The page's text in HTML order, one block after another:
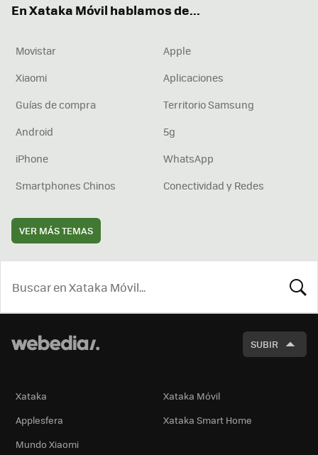
En Xataka Móvil hablamos de...
Movistar
Apple
Xiaomi
Aplicaciones
Guías de compra
Territorio Samsung
Android
5g
iPhone
WhatsApp
Smartphones Chinos
Conectividad y Redes
VER MÁS TEMAS
SUBIR
Xataka
Xataka Móvil
Applesfera
Xataka Smart Home
Mundo Xiaomi